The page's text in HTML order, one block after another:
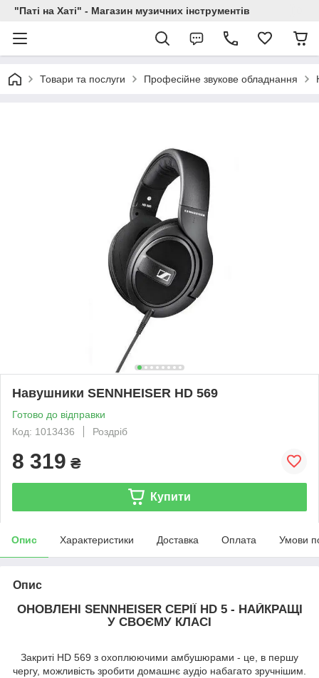
"Паті на Хаті" - Магазин музичних інструментів
Товари та послуги Професійне звукове обладнання
Навушники SENNHEISER HD 569
Готово до відправки
Код: 1013436
Роздріб
8 319 ₴
Купити
Опис Характеристики Доставка Оплата Умови
Опис
ОНОВЛЕНІ SENNHEISER СЕРІЇ HD 5 - НАЙКРАЩІ
У СВОЄМУ КЛАСІ
Закриті HD 569 з охоплюючими амбушюрами - це, в першу
чергу, можливість зробити домашнє аудіо набагато зручнішим.